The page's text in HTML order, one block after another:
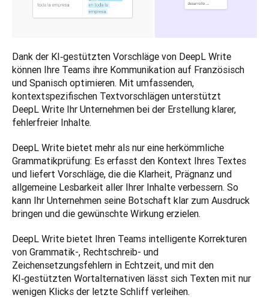
Dank der KI‑gestützten Vorschläge von DeepL Write
können Ihre Teams ihre Kommunikation auf Französisch
und Spanisch optimieren. Mit umfassenden,
kontextspezifischen Textvorschlägen unterstützt
DeepL Write Ihr Unternehmen bei der Erstellung klarer,
fehlerfreier Inhalte.
​DeepL Write bietet mehr als nur eine herkömmliche
Grammatikprüfung: Es erfasst den Kontext Ihres Textes
und liefert Vorschläge, die die Klarheit, Prägnanz und
allgemeine Lesbarkeit aller Ihrer Inhalte verbessern. So
kann Ihr Unternehmen seine Botschaft klar zum Ausdruck
bringen und die gewünschte Wirkung erzielen.
DeepL Write bietet Ihren Teams intelligente Korrekturen
von Grammatik-, Rechtschreib- und
Zeichensetzungsfehlern in Echtzeit, und mit den
KI‑gestützten Wortalternativen lässt sich Texten mit nur
wenigen Klicks der letzte Schliff verleihen.